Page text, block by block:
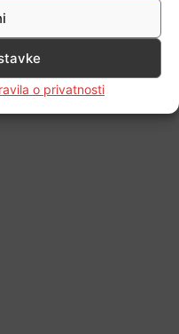
o privatnosti